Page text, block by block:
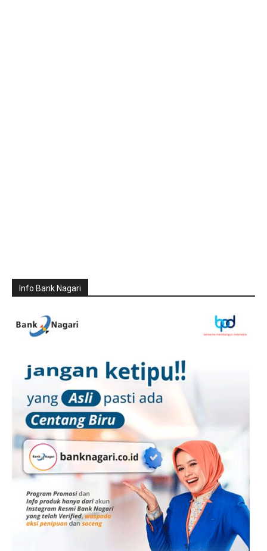
Info Bank Nagari